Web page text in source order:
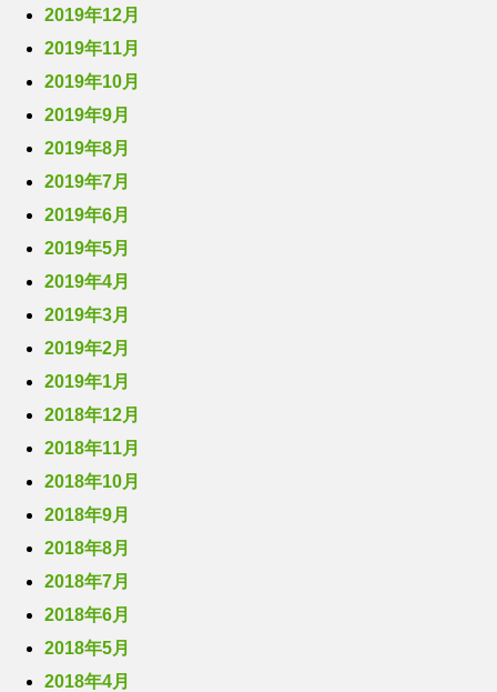
2019年12月
2019年11月
2019年10月
2019年9月
2019年8月
2019年7月
2019年6月
2019年5月
2019年4月
2019年3月
2019年2月
2019年1月
2018年12月
2018年11月
2018年10月
2018年9月
2018年8月
2018年7月
2018年6月
2018年5月
2018年4月